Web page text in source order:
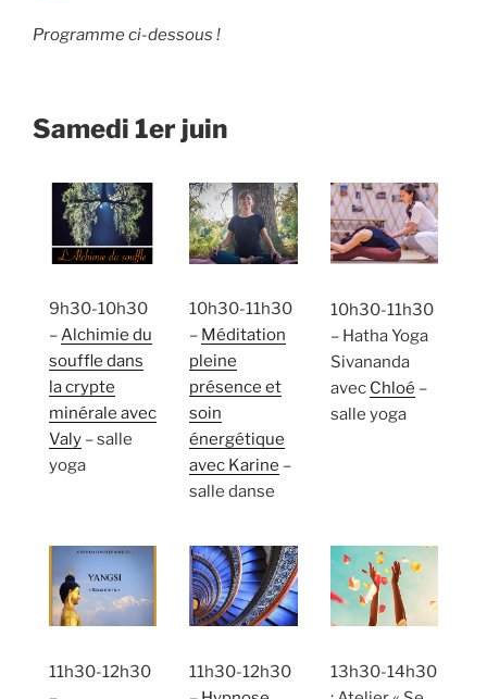
Programme ci-dessous !
Samedi 1er juin
9h30-10h30
–Alchimie du
souffle dans
la crypte
minérale avec
Valy – salle
yoga
10h30-11h30
– Méditation
pleine
présence et
soin
énergétique
avec Karine –
salle danse
10h30-11h30
– Hatha Yoga
Sivananda
avec Chloé –
salle yoga
11h30-12h30
11h30-12h30
13h30-14h30